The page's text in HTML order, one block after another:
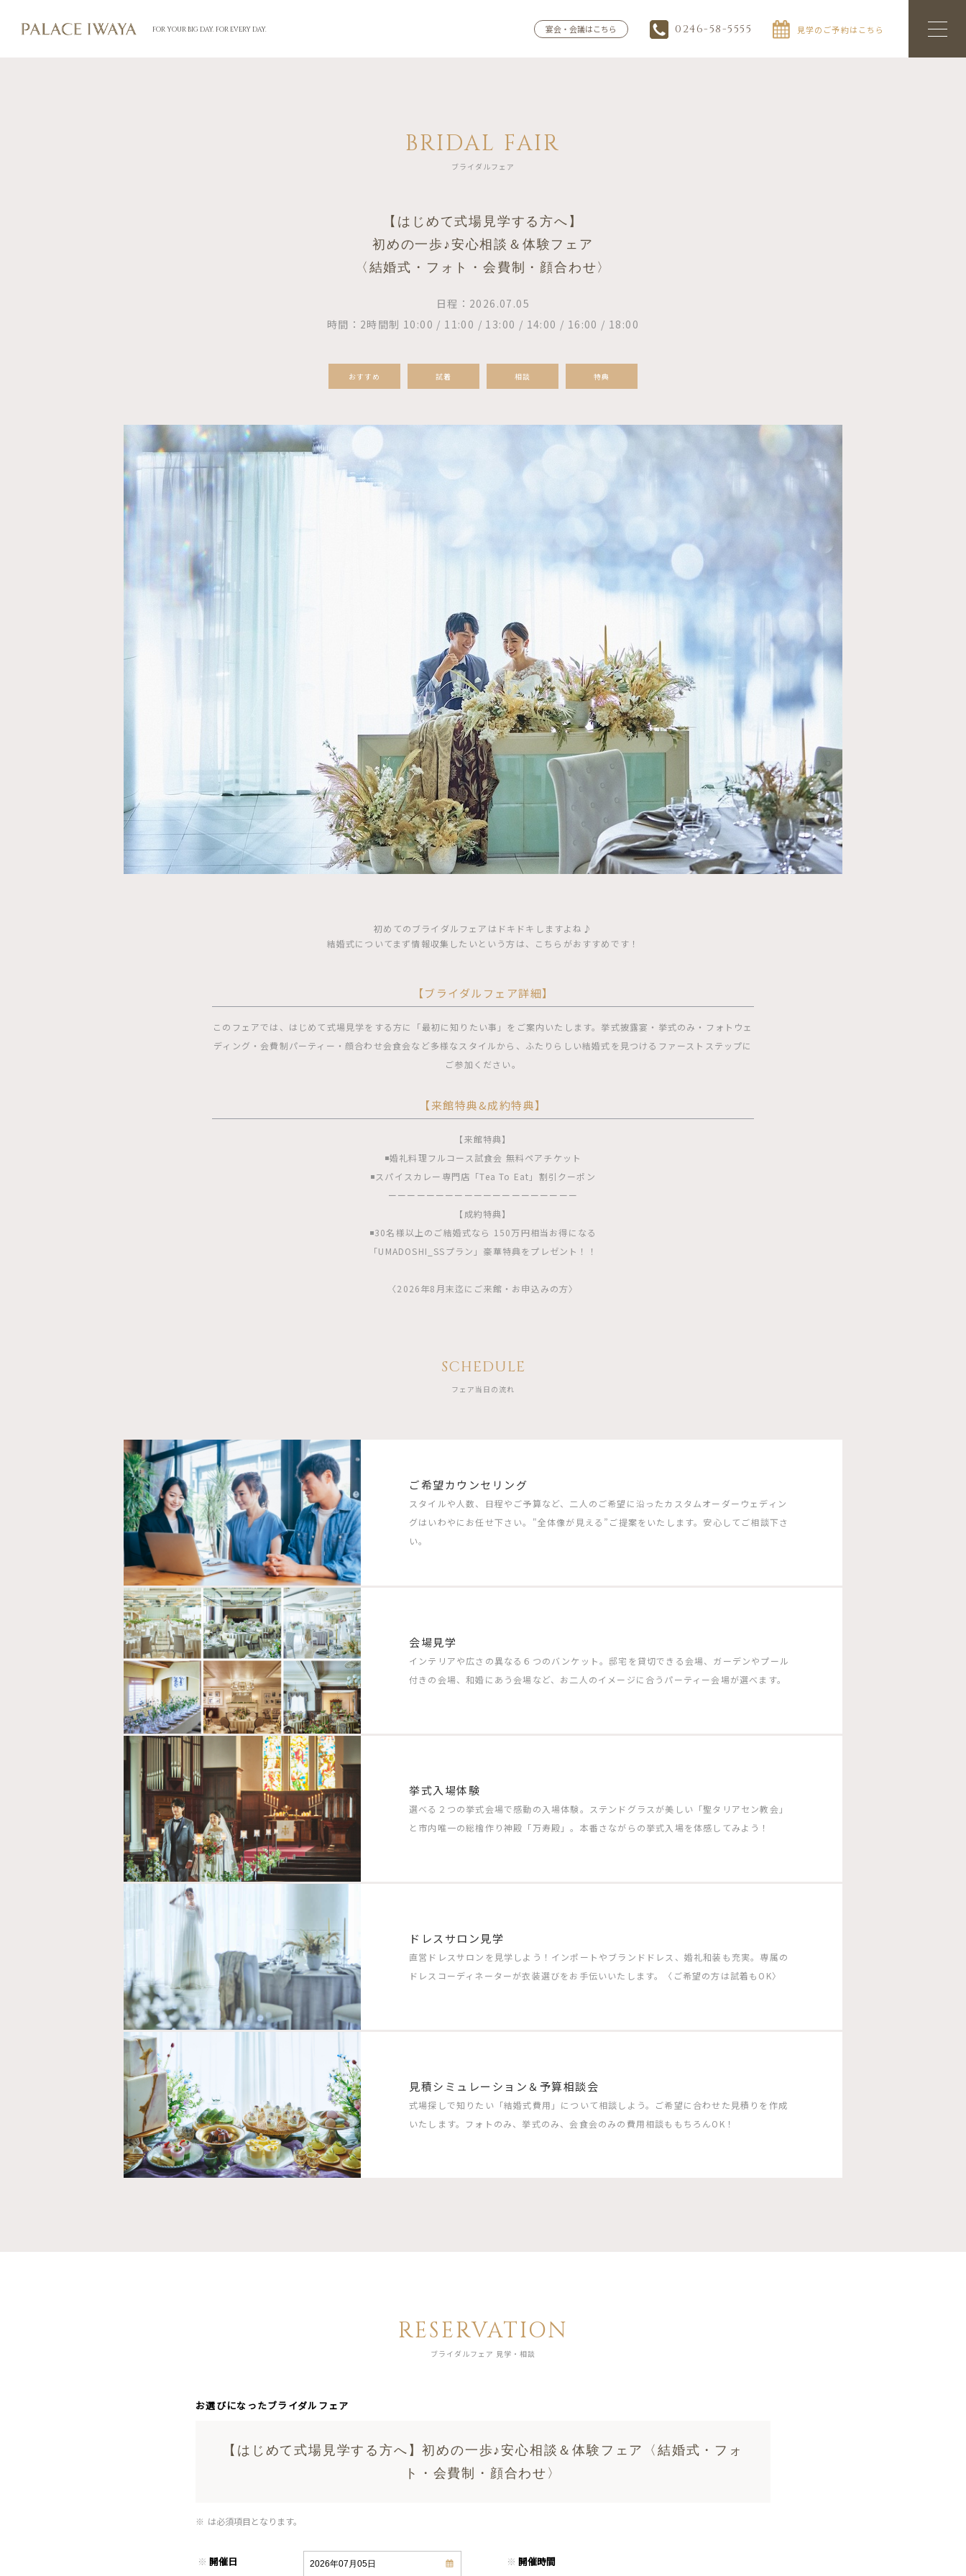
FOR YOUR BIG DAY. FOR EVERY DAY. 宴会・会議はこちら 0246-58-5555 見学のご予約はこちら
BRIDAL FAIR
ブライダルフェア
【はじめて式場見学する方へ】
初めの一歩♪安心相談＆体験フェア
〈結婚式・フォト・会費制・顔合わせ〉
日程：2026.07.05
時間：2時間制 10:00 / 11:00 / 13:00 / 14:00 / 16:00 / 18:00
おすすめ 試着 相談 特典
初めてのブライダルフェアはドキドキしますよね♪
結婚式についてまず情報収集したいという方は、こちらがおすすめです！
【ブライダルフェア詳細】
このフェアでは、はじめて式場見学をする方に「最初に知りたい事」をご案内いたします。挙式披露宴・挙式のみ・フォトウェ
ディング・会費制パーティー・顔合わせ会食会など多様なスタイルから、ふたりらしい結婚式を見つけるファーストステップに
ご参加ください。
【来館特典&成約特典】
【来館特典】
◾️婚礼料理フルコース試食会 無料ペアチケット
◾️スパイスカレー専門店「Tea To Eat」割引クーポン
ーーーーーーーーーーーーーーーーーーーー
【成約特典】
◾️30名様以上のご結婚式なら 150万円相当お得になる
「UMADOSHI_SSプラン」豪華特典をプレゼント！！
〈2026年8月末迄にご来館・お申込みの方〉
SCHEDULE
フェア当日の流れ
ご希望カウンセリング
スタイルや人数、日程やご予算など、二人のご希望に沿ったカスタムオーダーウェディン
グはいわやにお任せ下さい。"全体像が見える”ご提案をいたします。安心してご相談下さ
い。
会場見学
インテリアや広さの異なる６つのバンケット。邸宅を貸切できる会場、ガーデンやプール
付きの会場、和婚にあう会場など、お二人のイメージに合うパーティー会場が選べます。
挙式入場体験
選べる２つの挙式会場で感動の入場体験。ステンドグラスが美しい「聖タリアセン教会」
と市内唯一の総檜作り神殿「万寿殿」。本番さながらの挙式入場を体感してみよう！
ドレスサロン見学
直営ドレスサロンを見学しよう！インポートやブランドドレス、婚礼和装も充実。専属の
ドレスコーディネーターが衣装選びをお手伝いいたします。〈ご希望の方は試着もOK〉
見積シミュレーション＆予算相談会
式場探しで知りたい「結婚式費用」について相談しよう。ご希望に合わせた見積りを作成
いたします。フォトのみ、挙式のみ、会食会のみの費用相談ももちろんOK！
RESERVATION
ブライダルフェア 見学・相談
お選びになったブライダルフェア
【はじめて式場見学する方へ】初めの一歩♪安心相談＆体験フェア〈結婚式・フォ
ト・会費制・顔合わせ〉
※ は必須項目となります。
※ 開催日 ※ 開催時間